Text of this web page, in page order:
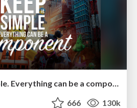
ReactJS: Keep Simple. Everything can be a component!
666 130k